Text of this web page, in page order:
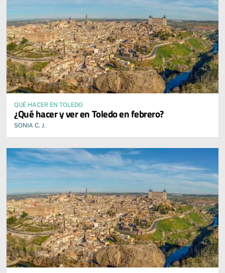
QUÉ HACER EN TOLEDO
¿Qué hacer y ver en Toledo en febrero?
SONIA C. J.